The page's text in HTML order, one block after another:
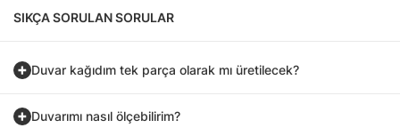
SIKÇA SORULAN SORULAR
Duvar kağıdım tek parça olarak mı üretilecek?
Duvarımı nasıl ölçebilirim?